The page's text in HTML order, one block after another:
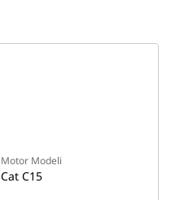
Motor Modeli
Cat C15